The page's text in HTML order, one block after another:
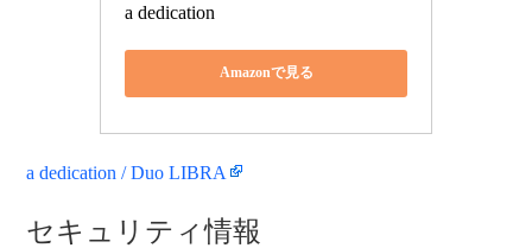
a dedication
Amazonで見る
a dedication / Duo LIBRA
セキュリティ情報